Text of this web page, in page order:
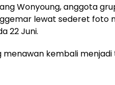
Wonyoung, anggota
lewat sederet foto
22 Juni.
menawan kembali